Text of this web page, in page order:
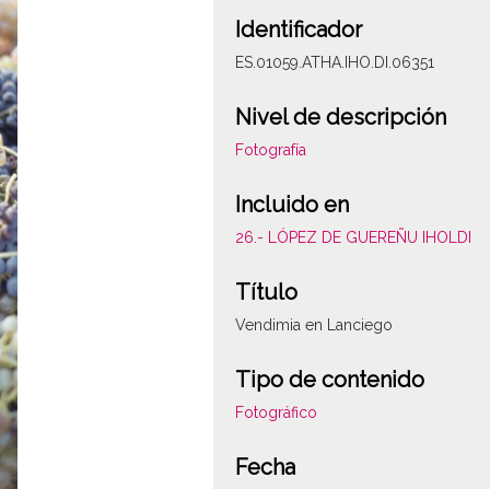
Identificador
ES.01059.ATHA.IHO.DI.06351
Nivel de descripción
Fotografía
Incluido en
26.- LÓPEZ DE GUEREÑU IHOLDI
Título
Vendimia en Lanciego
Tipo de contenido
Fotográfico
Fecha